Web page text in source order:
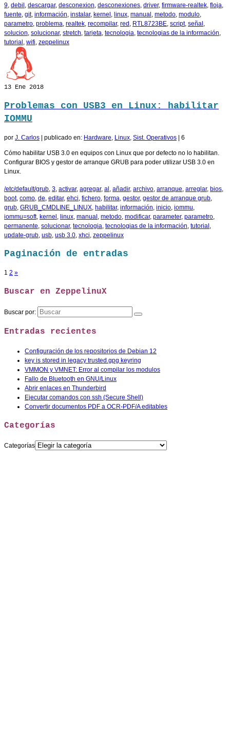
9, debil , descargar, desconexion, desconexiones, driver, firmware-realtek, floja,
fuente, git, información, instalar, kernel , linux, manual , metodo, modulo,
parametro, problema, realtek, recompilar, red , RTL8723BE, script, señal ,
solucion, solucionar, stretch, tarjeta, tecnologia, tecnologias de la información,
tutorial , wifi, zeppelinux
13 Ene 2018
Problemas con USB3 en Linux: habilitar
IOMMU
por J. Carlos publicado en: Hardware, Linux, Sist. Operativos 6
Cómo habilitar USB 3.0 en equipos con Linux que por defecto no lo habilitan.
Configurar BIOS y gestor de arranque GRUB para poder utilizar USB 3.0 en
Linux.
/etc/default/grub, 3, activar, agregar, al , añadir, archivo, arranque, arreglar, bios,
boot, como, de, editar, ehci, fichero, forma, gestor, gestor de arranque grub,
grub, GRUB_CMDLINE_LINUX, habilitar, información, inicio, iommu,
iommu=soft, kernel , linux, manual , metodo, modificar, parameter, parametro,
permanente, solucionar, tecnologia, tecnologias de la información, tutorial ,
update-grub, usb, usb 3.0, xhci, zeppelinux
Paginación de entradas
1 2 »
Buscar en ZeppelinuX
Buscar por:
Entradas recientes
Configuración de los repositorios de Debian 12
key is stored in legacy trusted.gpg keyring
VMMON y VMNET: Error al compilar los modulos
Fallo de Bluetooth en GNU/Linux
Abrir enlaces en Thunderbird
Ejecutar comandos con ssh (Secure Shell)
Convertir documentos PDF a OCR-PDF/A editables
Categorías
Categorías